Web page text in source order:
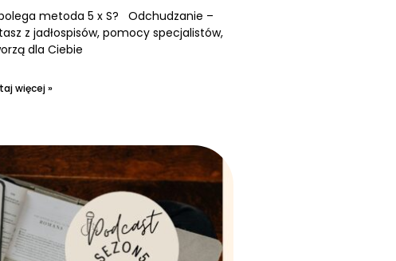
metoda 5 x S? Odchudzanie –
z jadłospisów, pomocy specjalistów,
dla Ciebie
więcej »